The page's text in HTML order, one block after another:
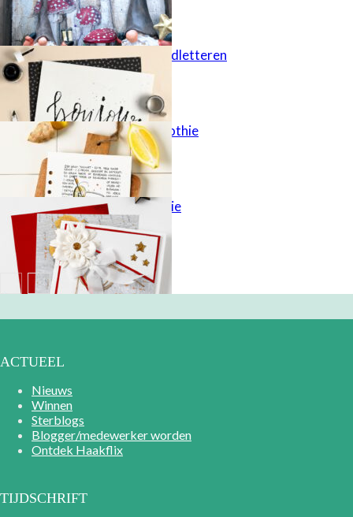
Duurzaam handletteren
Gezonde smoothie
X-mas inspiratie
ACTUEEL
Nieuws
Winnen
Sterblogs
Blogger/medewerker worden
Ontdek Haakflix
TIJDSCHRIFT